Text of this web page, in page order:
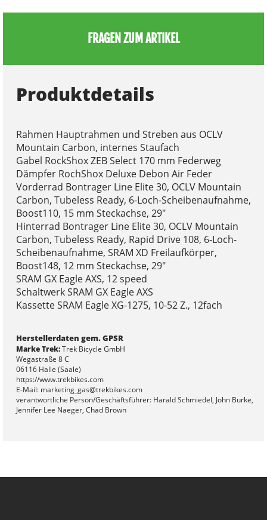
FRAGEN ZUM ARTIKEL
Produktdetails
Rahmen Hauptrahmen und Streben aus OCLV
Mountain Carbon, internes Staufach
Gabel RockShox ZEB Select 170 mm Federweg
Dämpfer RochShox Deluxe Debon Air Feder
Vorderrad Bontrager Line Elite 30, OCLV Mountain
Carbon, Tubeless Ready, 6-Loch-Scheibenaufnahme,
Boost110, 15 mm Steckachse, 29"
Hinterrad Bontrager Line Elite 30, OCLV Mountain
Carbon, Tubeless Ready, Rapid Drive 108, 6-Loch-
Scheibenaufnahme, SRAM XD Freilaufkörper,
Boost148, 12 mm Steckachse, 29"
SRAM GX Eagle AXS, 12 speed
Schaltwerk SRAM GX Eagle AXS
Kassette SRAM Eagle XG-1275, 10-52 Z., 12fach
Herstellerdaten gem. GPSR
Marke Trek:Trek Bicycle GmbH
Wegastraße 8 C
06116 Halle (Saale)
https://www.trekbikes.com
E-Mail: marketing_gas@trekbikes.com
verantwortliche Person/Geschäftsführer: Harald Schmiedel, John Burke,
Jennifer Lee Naeger, Chad Brown